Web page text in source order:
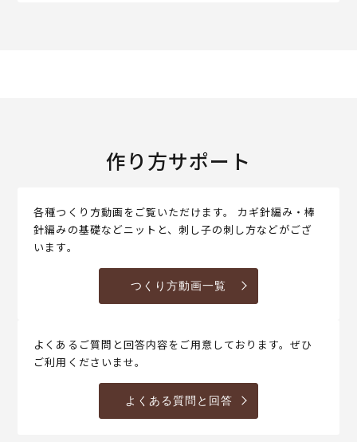
作り方サポート
各種つくり方動画をご覧いただけます。 カギ針編み・棒
針編みの基礎などニットと、刺し子の刺し方などがござ
います。
つくり方動画一覧
よくあるご質問と回答内容をご用意しております。ぜひ
ご利用くださいませ。
よくある質問と回答